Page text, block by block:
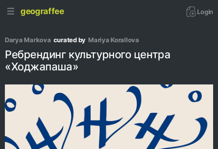
geograffee Login
Darya Markova curated by Mariya Korallova
Ребрендинг культурного центра
«Ходжапаша»